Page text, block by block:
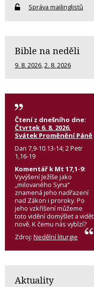
Správa mailinglistů
Bible na neděli
9. 8. 2026,2. 8. 2026
Čtení z dnešního dne:
Čtvrtek 6. 8. 2026,
Svátek Proměnění Páně
Dan 7,9-10.13-14; 2 Petr
1,16-19
Komentář k Mt 17,1-9:
Vyvýšení Ježíše jako
„milovaného Syna“
znamená jeho nadřazení
nad Zákon i proroky. Po
jeho vzkříšení můžeme
toto vidění domýšlet a vidět
nově. K čemu nás vybízí?
Zdroj: Nedělní liturgie
Aktuality